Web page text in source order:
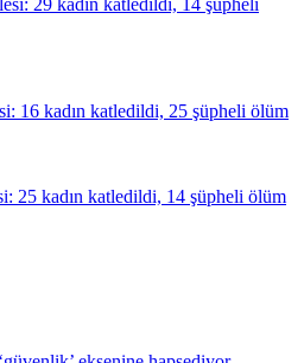
29 kadın katledildi, 14 şüpheli
16 kadın katledildi, 25 şüpheli ölüm
25 kadın katledildi, 14 şüpheli ölüm